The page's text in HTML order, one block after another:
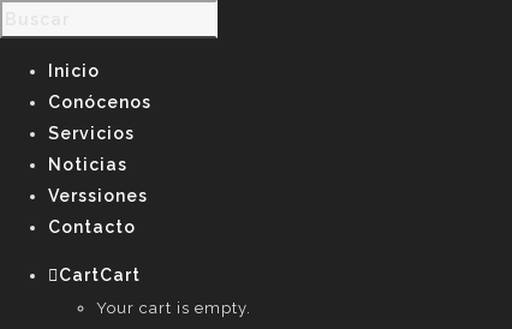
Inicio
Conócenos
Servicios
Noticias
Verssiones
Contacto
CartCart
Your cart is empty.